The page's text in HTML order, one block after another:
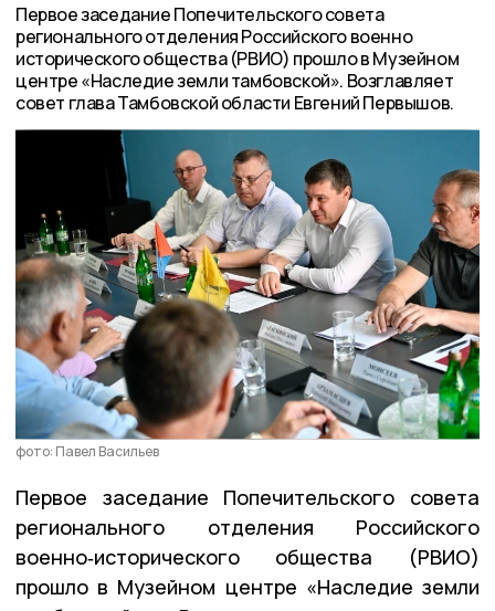
Первое заседание Попечительского совета
регионального отделения Российского военно
исторического общества (РВИО) прошло в Музейном
центре «Наследие земли тамбовской». Возглавляет
совет глава Тамбовской области Евгений Первышов.
фото: Павел Васильев
Первое заседание Попечительского совета
регионального отделения Российского
военно‑исторического общества (РВИО)
прошло в Музейном центре «Наследие земли